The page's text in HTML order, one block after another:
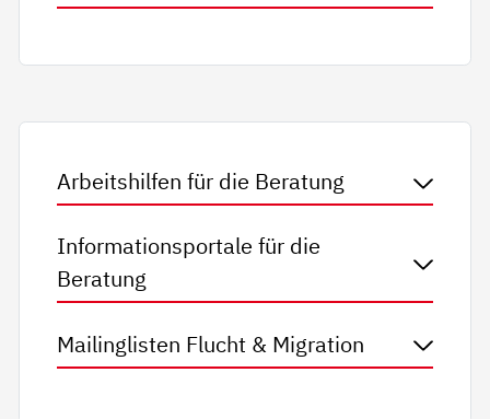
Arbeitshilfen für die Beratung
Informationsportale für die
Beratung
Mailinglisten Flucht & Migration